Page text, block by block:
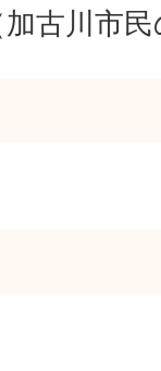
古川市